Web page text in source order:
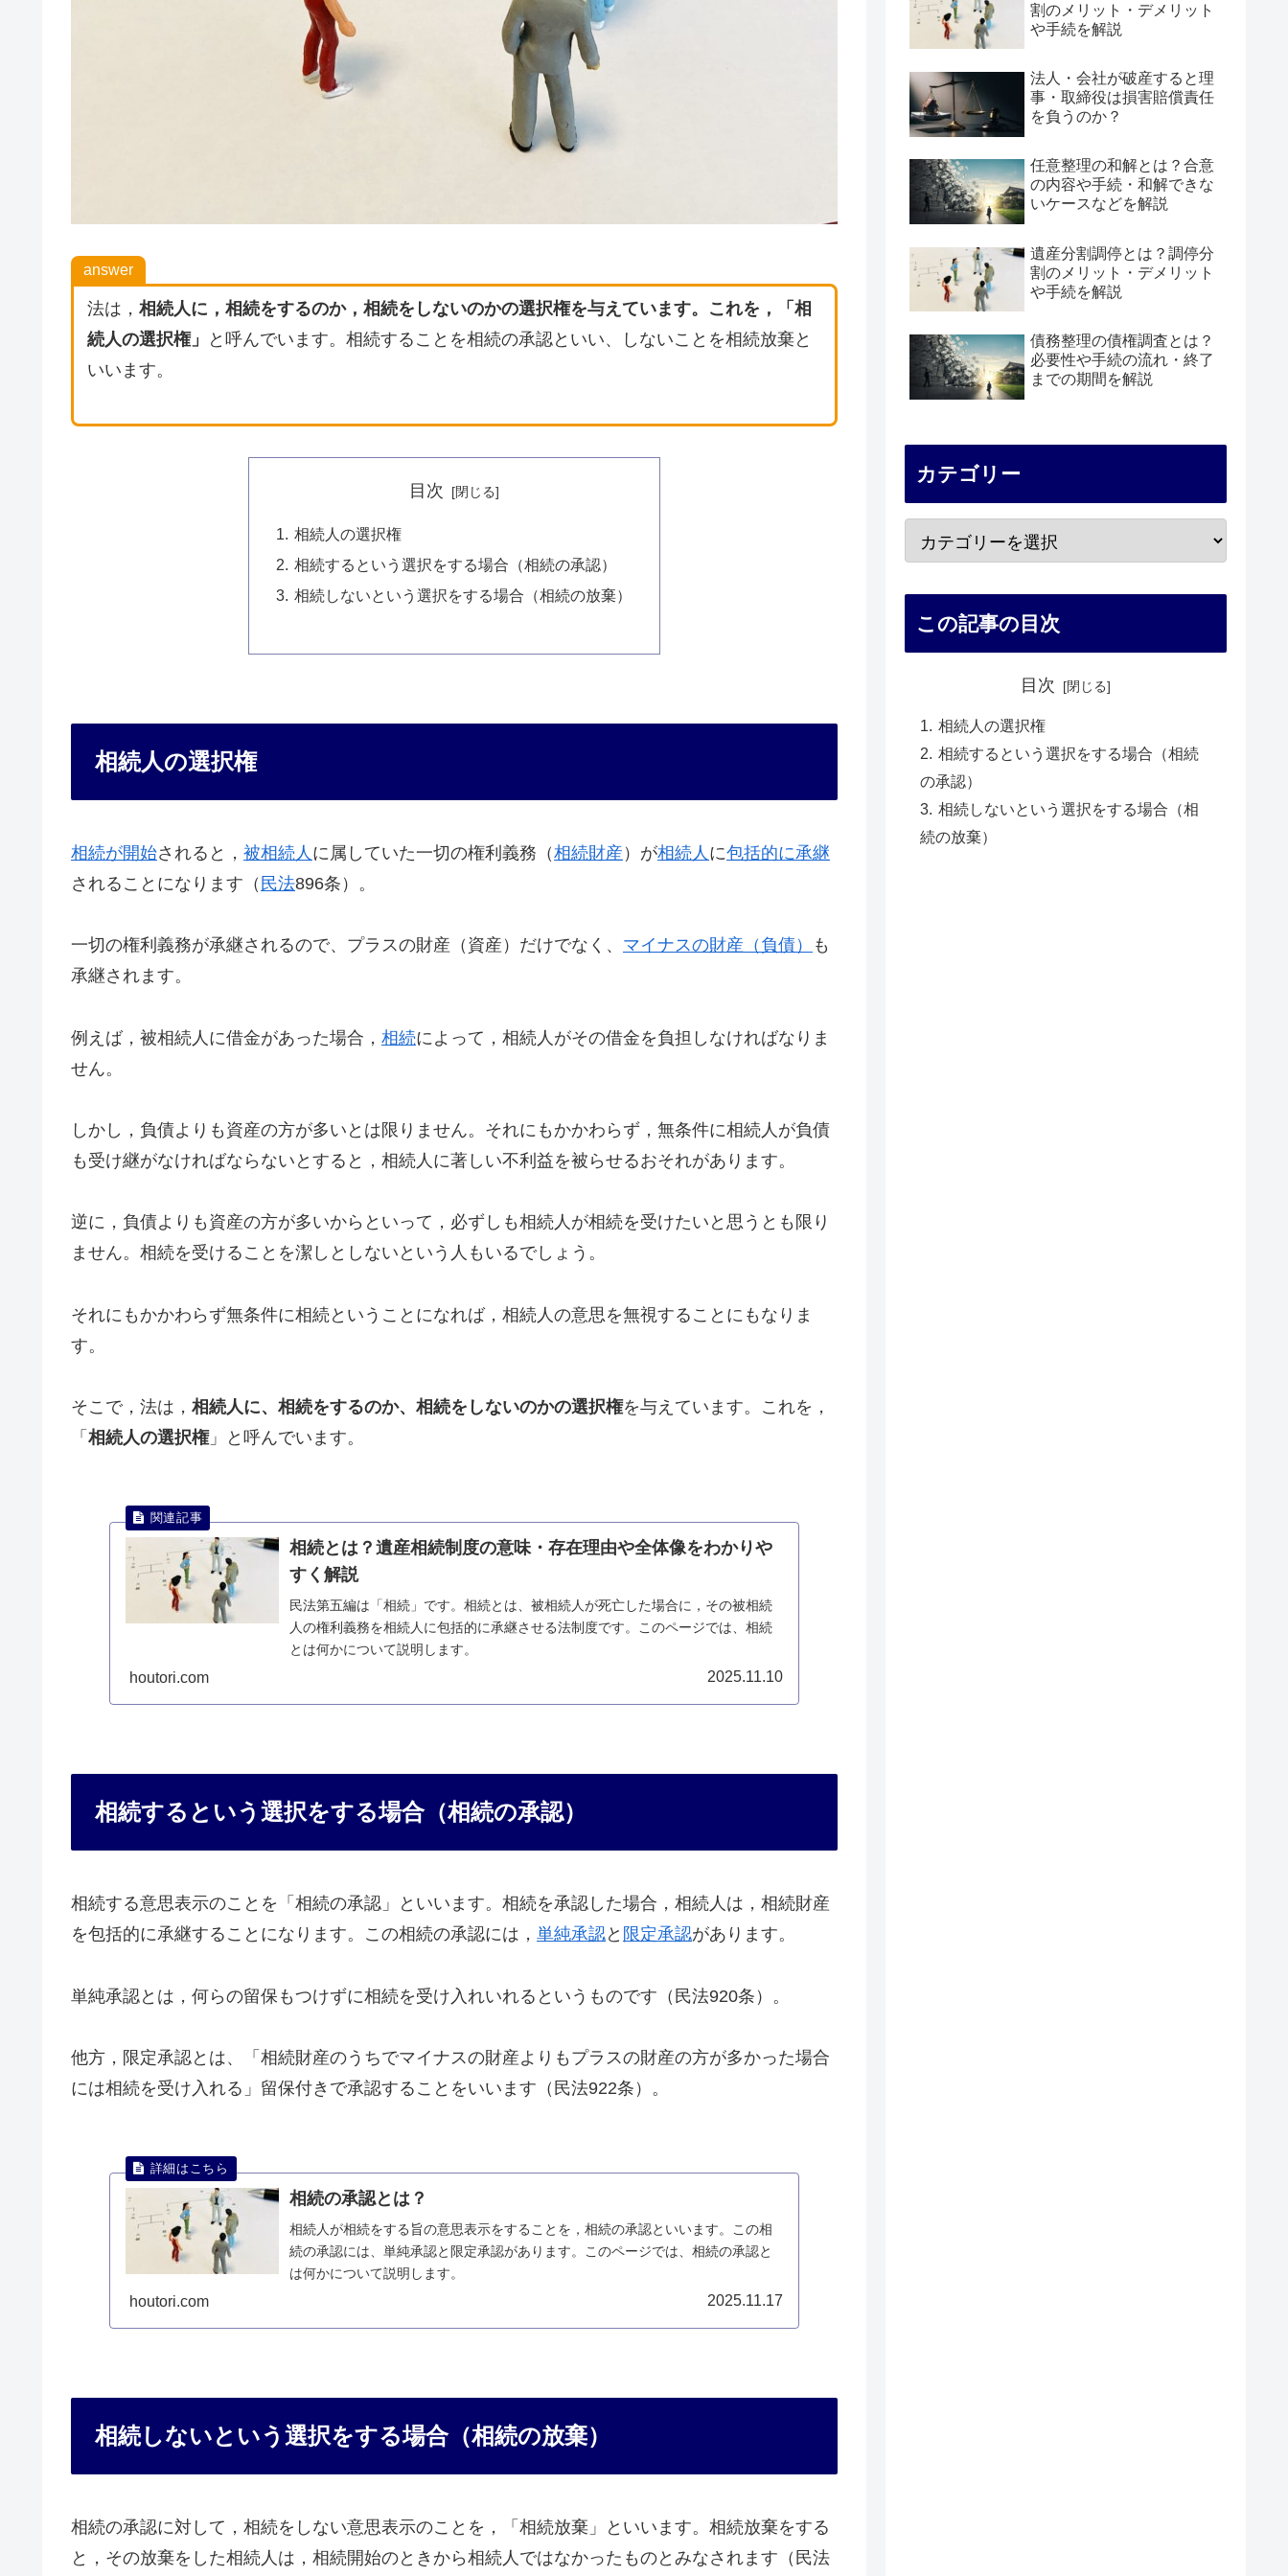
answer
法は，相続人に，相続をするのか，相続をしないのかの選択権を与えています。これを，「相
続人の選択権」
と呼んでいます。相続することを相続の承認といい、しないことを相続放棄と
いいます。
目次
相続人の選択権
相続するという選択をする場合（相続の承認）
相続しないという選択をする場合（相続の放棄）
相続人の選択権
相続が開始されると， 被相続人 に属していた一切の権利義務（相続財産 ）が相続人 に包括的に承継
されることになります（ 民法896条）。
一切の権利義務が承継されるので、プラスの財産（資産）だけでなく、 マイナスの財産（負債）
も
承継されます。
例えば，被相続人に借金があった場合， 相続によって，相続人がその借金を負担しなければなりま
せん。
しかし，負債よりも資産の方が多いとは限りません。それにもかかわらず，無条件に相続人が負債
も受け継がなければならないとすると，相続人に著しい不利益を被らせるおそれがあります。
逆に，負債よりも資産の方が多いからといって，必ずしも相続人が相続を受けたいと思うとも限り
ません。相続を受けることを潔しとしないという人もいるでしょう。
それにもかかわらず無条件に相続ということになれば，相続人の意思を無視することにもなりま
す。
そこで，法は， 相続人に、相続をするのか、相続をしないのかの選択権を与えています。これを，
「 相続人の選択権」と呼んでいます。
相続とは？遺産相続制度の意味・存在理由や全体像をわかりや
すく解説
民法第五編は「相続」です。相続とは、被相続人が死亡した場合に，その被相続
人の権利義務を相続人に包括的に承継させる法制度です。このページでは、相続
とは何かについて説明します。
houtori.com 2025.11.10
相続するという選択をする場合（相続の承認）
相続する意思表示のことを「相続の承認」といいます。相続を承認した場合，相続人は，相続財産
を包括的に承継することになります。この相続の承認には， 単純承認と 限定承認があります。
単純承認とは，何らの留保もつけずに相続を受け入れいれるというものです（民法920条）。
他方，限定承認とは、「相続財産のうちでマイナスの財産よりもプラスの財産の方が多かった場合
には相続を受け入れる」留保付きで承認することをいいます（民法922条）。
相続の承認とは？
相続人が相続をする旨の意思表示をすることを，相続の承認といいます。この相
続の承認には、単純承認と限定承認があります。このページでは、相続の承認と
は何かについて説明します。
houtori.com 2025.11.17
相続しないという選択をする場合（相続の放棄）
相続の承認に対して，相続をしない意思表示のことを，「相続放棄」といいます。相続放棄をする
と，その放棄をした相続人は，相続開始のときから相続人ではなかったものとみなされます（民法
割のメリット・デメリット
や手続を解説
法人・会社が破産すると理
事・取締役は損害賠償責任
を負うのか？
任意整理の和解とは？合意
の内容や手続・和解できな
いケースなどを解説
遺産分割調停とは？調停分
割のメリット・デメリット
や手続を解説
債務整理の債権調査とは？
必要性や手続の流れ・終了
までの期間を解説
カテゴリー
この記事の目次
目次
相続人の選択権
相続するという選択をする場合（相続
の承認）
相続しないという選択をする場合（相
続の放棄）